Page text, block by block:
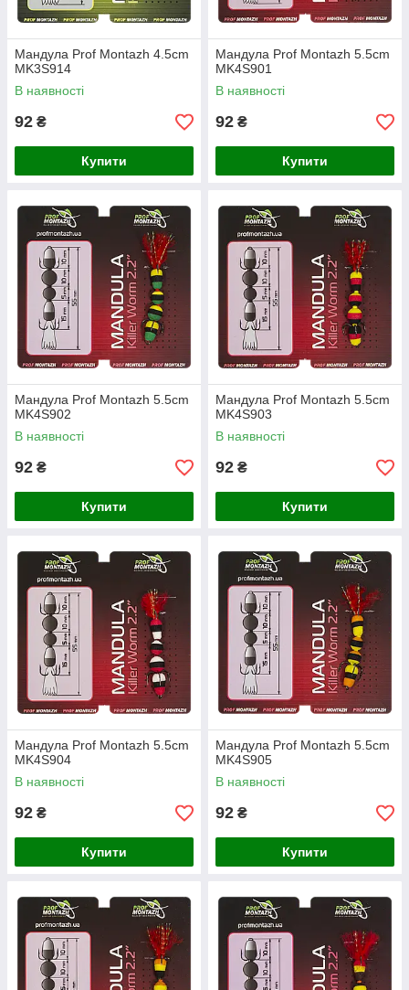
Мандула Prof Montazh 4.5cm
MK3S914
В наявності
92 ₴
Купити
Мандула Prof Montazh 5.5cm
MK4S901
В наявності
92 ₴
Купити
Мандула Prof Montazh 5.5cm
MK4S902
В наявності
92 ₴
Купити
Мандула Prof Montazh 5.5cm
MK4S903
В наявності
92 ₴
Купити
Мандула Prof Montazh 5.5cm
MK4S904
В наявності
92 ₴
Купити
Мандула Prof Montazh 5.5cm
MK4S905
В наявності
92 ₴
Купити